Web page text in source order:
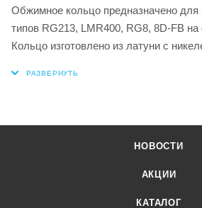
Обжимное кольцо предназначено для
типов RG213, LMR400, RG8, 8D-FB
Кольцо изготовлено из латуни с
НОВОСТИ
АКЦИИ
КАТАЛОГ